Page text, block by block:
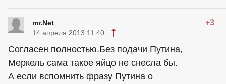
mr.Net +3
14 апреля 2013 11:40
Согласен полностью.Без подачи Путина,
Меркель сама такое яйцо не снесла бы.
А если вспомнить фразу Путина о